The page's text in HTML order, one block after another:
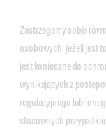
Zastrzegamy sobie
osobowych, jeżeli jest
jest konieczne do
wynikających z
regulacyjnego lub
stosownych